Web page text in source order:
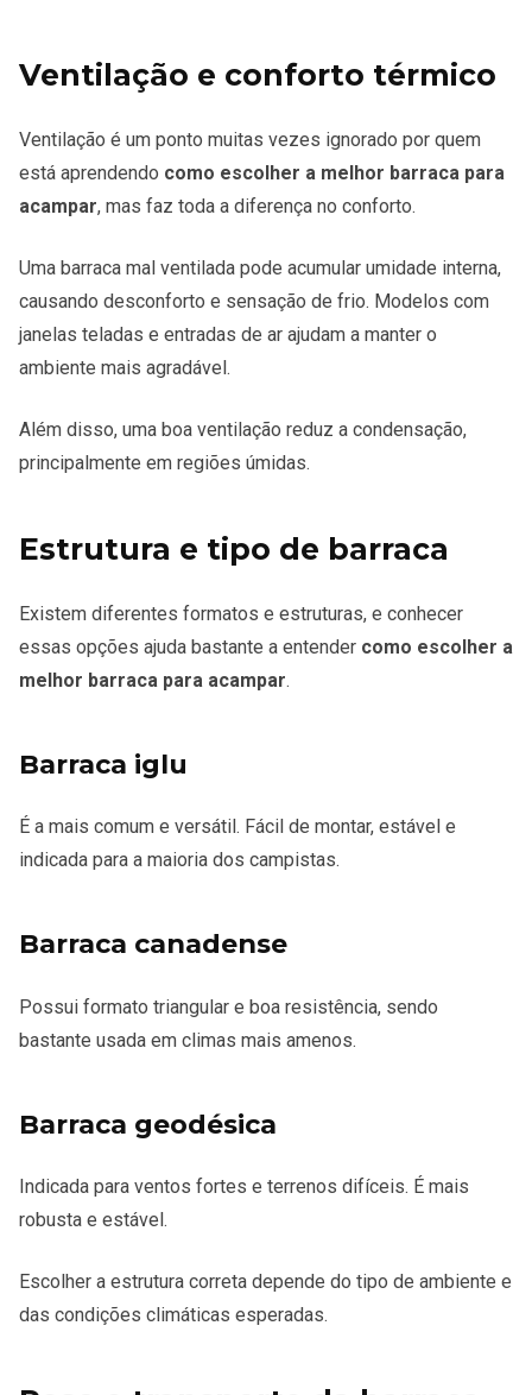
Ventilação e conforto térmico
Ventilação é um ponto muitas vezes ignorado por quem
está aprendendo como escolher a melhor barraca para
acampar, mas faz toda a diferença no conforto.
Uma barraca mal ventilada pode acumular umidade interna,
causando desconforto e sensação de frio. Modelos com
janelas teladas e entradas de ar ajudam a manter o
ambiente mais agradável.
Além disso, uma boa ventilação reduz a condensação,
principalmente em regiões úmidas.
Estrutura e tipo de barraca
Existem diferentes formatos e estruturas, e conhecer
essas opções ajuda bastante a entender como escolher a
melhor barraca para acampar.
Barraca iglu
É a mais comum e versátil. Fácil de montar, estável e
indicada para a maioria dos campistas.
Barraca canadense
Possui formato triangular e boa resistência, sendo
bastante usada em climas mais amenos.
Barraca geodésica
Indicada para ventos fortes e terrenos difíceis. É mais
robusta e estável.
Escolher a estrutura correta depende do tipo de ambiente e
das condições climáticas esperadas.